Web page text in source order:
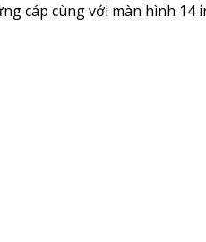
cáp cùng với màn hình 14